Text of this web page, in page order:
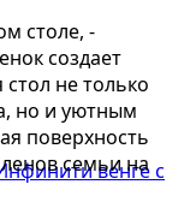
столе, -
создает
не только
но и уютным
поверхность
семьи на